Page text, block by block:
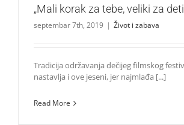
„Mali korak za tebe, veliki za
septembar 7th, 2019 | Život i zabava
Tradicija održavanja dečijeg filmskog
nastavlja i ove jeseni, jer najmlađa [...]
Read More